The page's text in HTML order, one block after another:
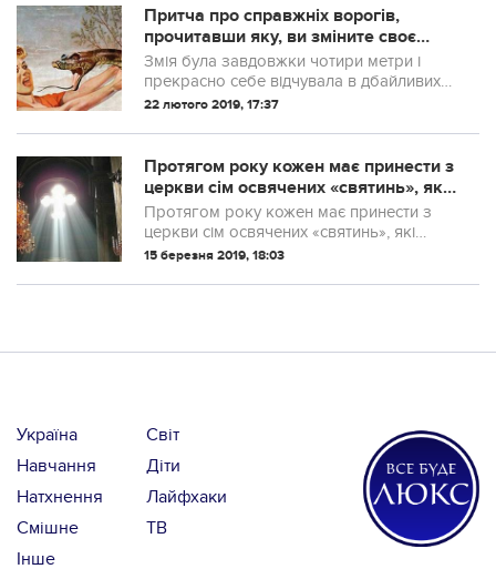
Притча про справжніх ворогів,
прочитавши яку, ви зміните своє
життя назавжди
Змія була завдовжки чотири метри і
прекрасно себе відчувала в дбайливих
руках.
22 лютого 2019, 17:37
Протягом року кожен має принести з
церкви сім освячених «святинь», які
охоронятимуть вас і ваш дім від усіх
бід, проблем та негараздів
Протягом року кожен має принести з
церкви сім освячених «святинь», які
охоронятимуть вас і ваш дім:
очищення людей, стрітенські свічки — на
15 березня 2019, 18:03
Україна
Світ
Навчання
Діти
Натхнення
Лайфхаки
Смішне
ТВ
Інше